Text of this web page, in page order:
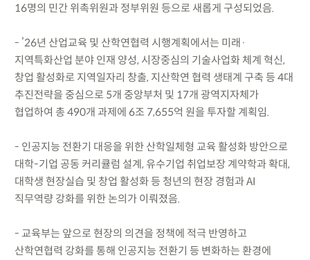
16명의 민간 위촉위원과 정부위원 등으로 새롭게 구성되었음.
- ’26년 산업교육 및 산학연협력 시행계획에서는 미래·
지역특화산업 분야 인재 양성, 시장중심의 기술사업화 체계 혁신,
창업 활성화로 지역일자리 창출, 지산학연 협력 생태계 구축 등 4대
추진전략을 중심으로 5개 중앙부처 및 17개 광역지자체가
협업하여 총 490개 과제에 6조 7,655억 원을 투자할 계획임.
- 인공지능 전환기 대응을 위한 산학일체형 교육 활성화 방안으로
대학-기업 공동 커리큘럼 설계, 유수기업 취업보장 계약학과 확대,
대학생 현장실습 및 창업 활성화 등 청년의 현장 경험과 AI
직무역량 강화를 위한 논의가 이뤄졌음.
- 교육부는 앞으로 현장의 의견을 정책에 적극 반영하고
산학연협력 강화를 통해 인공지능 전환기 등 변화하는 환경에